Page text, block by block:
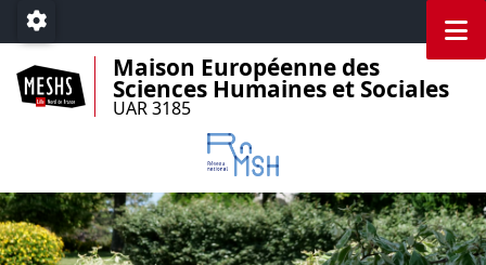
Accéder au menu principal
Accéder au contenu
Paramétrage
Maison Européenne des
Sciences Humaines et Sociales
UAR 3185